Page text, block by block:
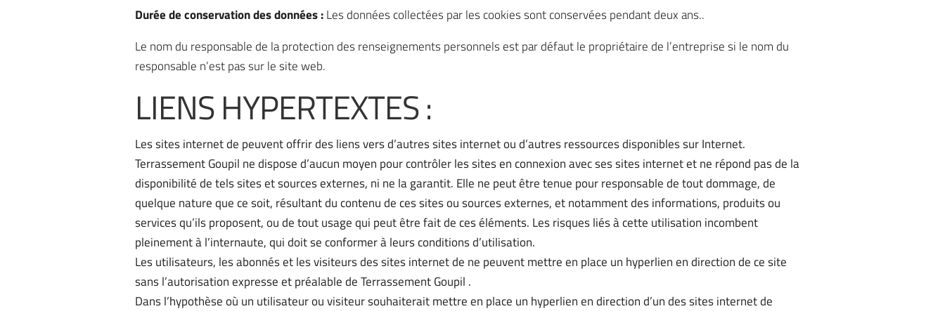
Durée de conservation des données :Les données collectées par les cookies sont conservées pendant deux ans..
Le nom du responsable de la protection des renseignements personnels est par défaut le propriétaire de l’entreprise si le nom du
responsable n’est pas sur le site web.
LIENS HYPERTEXTES :
Les sites internet de peuvent offrir des liens vers d’autres sites internet ou d’autres ressources disponibles sur Internet.
Terrassement Goupil ne dispose d’aucun moyen pour contrôler les sites en connexion avec ses sites internet et ne répond pas de la
disponibilité de tels sites et sources externes, ni ne la garantit. Elle ne peut être tenue pour responsable de tout dommage, de
quelque nature que ce soit, résultant du contenu de ces sites ou sources externes, et notamment des informations, produits ou
services qu’ils proposent, ou de tout usage qui peut être fait de ces éléments. Les risques liés à cette utilisation incombent
pleinement à l’internaute, qui doit se conformer à leurs conditions d’utilisation.
Les utilisateurs, les abonnés et les visiteurs des sites internet de ne peuvent mettre en place un hyperlien en direction de ce site
sans l’autorisation expresse et préalable de Terrassement Goupil .
Dans l’hypothèse où un utilisateur ou visiteur souhaiterait mettre en place un hyperlien en direction d’un des sites internet de